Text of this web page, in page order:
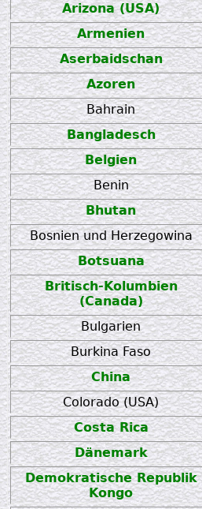
Arizona (USA)
Armenien
Aserbaidschan
Azoren
Bahrain
Bangladesch
Belgien
Benin
Bhutan
Bosnien und Herzegowina
Botsuana
Britisch-Kolumbien
(Canada)
Bulgarien
Burkina Faso
China
Colorado (USA)
Costa Rica
Dänemark
Demokratische Republik
Kongo